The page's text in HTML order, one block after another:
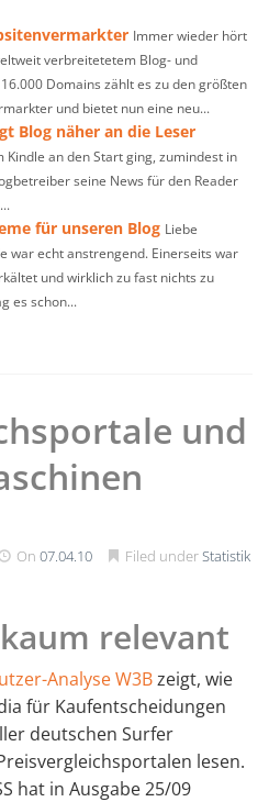
Immer wieder hört
verbreitetetem Blog- und
Domains zählt es zu den größten
und bietet nun eine neu...
Blog näher an die Leser
Kindle an den Start ging, zumindest in
seine News für den Reader
für unseren Blog Liebe
war echt anstrengend. Einerseits war
und wirklich zu fast nichts zu
es schon...
und
On 07.04.10 Filed underStatistik
relevant
Analyse W3Bzeigt, wie
für Kaufentscheidungen
deutschen Surfer
lesen.
hat in Ausgabe 25/09